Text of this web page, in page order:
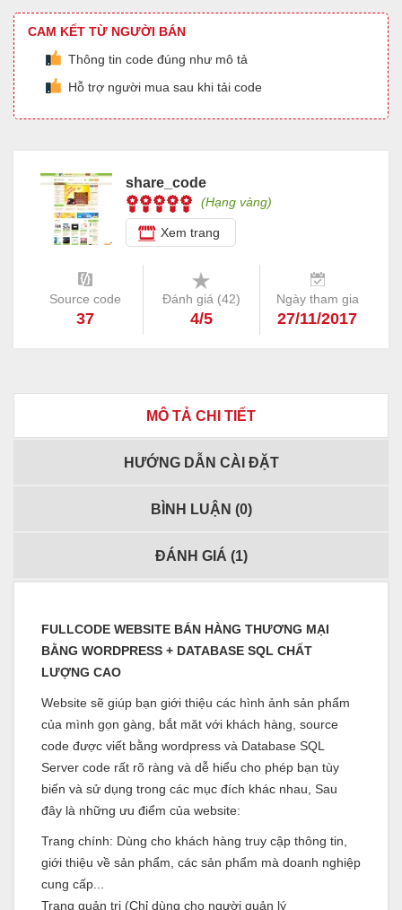
CAM KẾT TỪ NGƯỜI BÁN
Thông tin code đúng như mô tả
Hỗ trợ người mua sau khi tải code
share_code
(Hạng vàng)
Xem trang
Source code
37
Đánh giá (42)
4/5
Ngày tham gia
27/11/2017
MÔ TẢ CHI TIẾT
HƯỚNG DẪN CÀI ĐẶT
BÌNH LUẬN (0)
ĐÁNH GIÁ (1)
FULLCODE WEBSITE BÁN HÀNG THƯƠNG MẠI
BẰNG WORDPRESS + DATABASE SQL CHẤT
LƯỢNG CAO
Website sẽ giúp bạn giới thiệu các hình ảnh sản phẩm
của mình gọn gàng, bắt măt với khách hàng, source
code được viết bằng wordpress và Database SQL
Server code rất rõ ràng và dễ hiểu cho phép bạn tùy
biến và sử dụng trong các mục đích khác nhau, Sau
đây là những ưu điểm của website:
Trang chính: Dùng cho khách hàng truy cập thông tin,
giới thiệu về sản phẩm, các sản phẩm mà doanh nghiệp
cung cấp...
Trang quản trị (Chỉ dùng cho người quản lý